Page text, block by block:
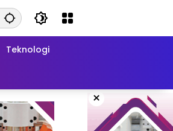
Teknologi
×